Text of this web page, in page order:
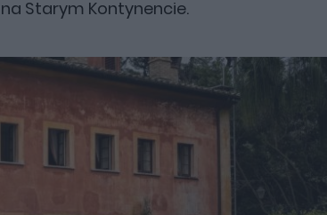
Starym Kontynencie.